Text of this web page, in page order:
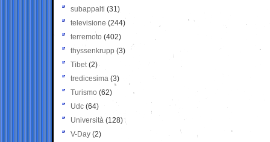
subappalti (31)
televisione(244)
terremoto (402)
thyssenkrupp (3)
Tibet(2)
tredicesima (3)
Turismo (62)
Udc (64)
Università (128)
V-Day (2)